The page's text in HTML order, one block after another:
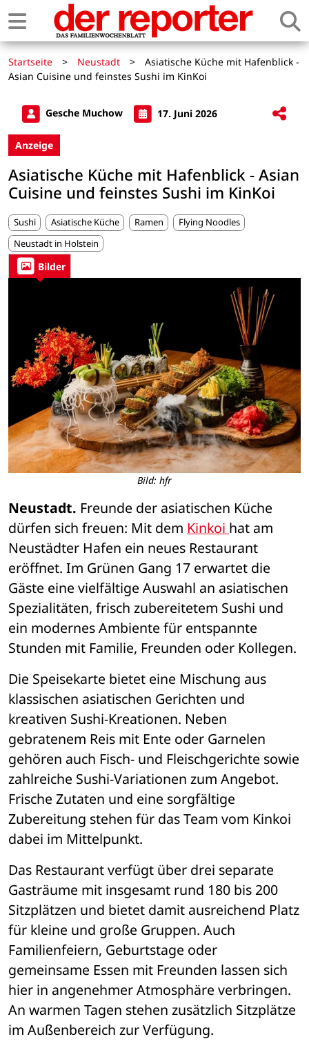
Startseite > Neustadt >
Asiatische Küche mit Hafenblick -
Asian Cuisine und feinstes Sushi im KinKoi
Gesche Muchow 17. Juni 2026
Anzeige
Asiatische Küche mit Hafenblick - Asian
Cuisine und feinstes Sushi im KinKoi
Sushi Asiatische Küche Ramen
Flying Noodles
Neustadt in Holstein
Bilder
Bild: hfr
Neustadt. Freunde der asiatischen Küche
dürfen sich freuen: Mit dem Kinkoi hat am
Neustädter Hafen ein neues Restaurant
eröffnet. Im Grünen Gang 17 erwartet die
Gäste eine vielfältige Auswahl an asiatischen
Spezialitäten, frisch zubereitetem Sushi und
ein modernes Ambiente für entspannte
Stunden mit Familie, Freunden oder Kollegen.
Die Speisekarte bietet eine Mischung aus
klassischen asiatischen Gerichten und
kreativen Sushi-Kreationen. Neben
gebratenem Reis mit Ente oder Garnelen
gehören auch Fisch- und Fleischgerichte sowie
zahlreiche Sushi-Variationen zum Angebot.
Frische Zutaten und eine sorgfältige
Zubereitung stehen für das Team vom Kinkoi
dabei im Mittelpunkt.
Das Restaurant verfügt über drei separate
Gasträume mit insgesamt rund 180 bis 200
Sitzplätzen und bietet damit ausreichend Platz
für kleine und große Gruppen. Auch
Familienfeiern, Geburtstage oder
gemeinsame Essen mit Freunden lassen sich
hier in angenehmer Atmosphäre verbringen.
An warmen Tagen stehen zusätzlich Sitzplätze
im Außenbereich zur Verfügung.